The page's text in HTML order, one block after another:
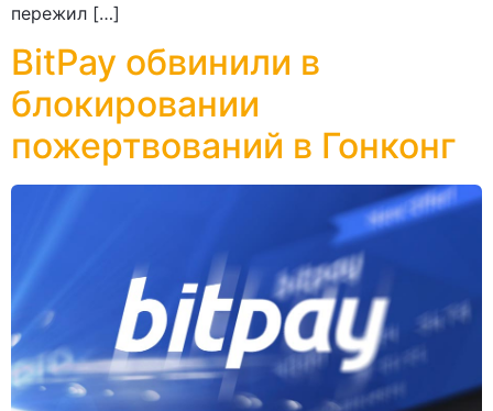
пережил […]
BitPay обвинили в
блокировании
пожертвований в Гонконг